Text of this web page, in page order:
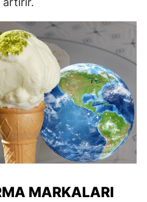
MARKALARI